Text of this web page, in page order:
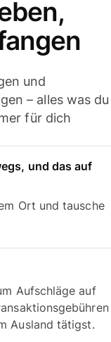
und
– alles was du
für dich
und das auf
Ort und tausche
Aufschläge auf
Ausland tätigst.